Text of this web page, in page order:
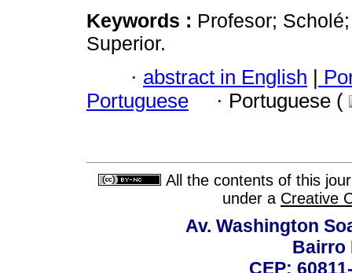
Keywords : Profesor;
Superior.
· abstract in English |
Portuguese
· Portuguese (
All the contents of this
under a Creative
Av. Washington
Bairro
CEP: